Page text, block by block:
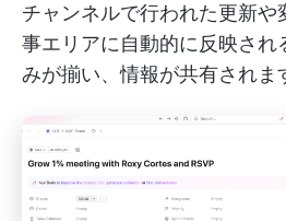
チャンネルで行われた更新や
事エリアに自動的に反映され
みが揃い、情報が共有されま